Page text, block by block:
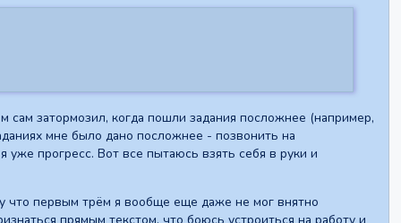
затормозил, когда пошли задания посложнее (например,
мне было дано посложнее - позвонить на
прогресс. Вот все пытаюсь взять себя в руки и
что первым трём я вообще еще даже не мог внятно